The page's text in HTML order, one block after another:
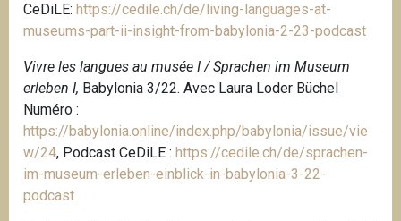
CeDiLE: https://cedile.ch/de/living-languages-at-
museums-part-ii-insight-from-babylonia-2-23-podcast
Vivre les langues au musée I / Sprachen im Museum
erleben I, Babylonia 3/22. Avec Laura Loder Büchel
Numéro :
https://babylonia.online/index.php/babylonia/issue/vie
w/24, Podcast CeDiLE : https://cedile.ch/de/sprachen-
im-museum-erleben-einblick-in-babylonia-3-22-
podcast